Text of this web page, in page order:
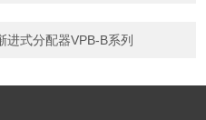
进式分配器VPB-B系列